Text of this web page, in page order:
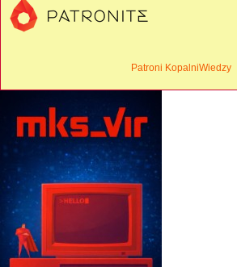
Patroni KopalniWiedzy